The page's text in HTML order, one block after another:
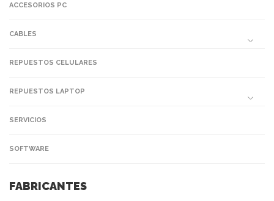
ACCESORIOS PC
CABLES
REPUESTOS CELULARES
REPUESTOS LAPTOP
SERVICIOS
SOFTWARE
FABRICANTES